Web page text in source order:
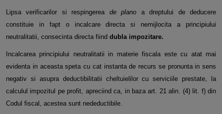
Lipsa verificarilor si respingerea de plano a dreptului de deducere
constituie in fapt o incalcare directa si nemijlocita a principiului
neutralitatii, consecinta directa fiind dubla impozitare.
Incalcarea principiului neutralitatii in materie fiscala este cu atat mai
evidenta in aceasta speta cu cat instanta de recurs se pronunta in sens
negativ si asupra deductibilitatii cheltuielilor cu serviciile prestate, la
calculul impozitul pe profit, apreciind ca, in baza art. 21 alin. (4) lit. f) din
Codul fiscal, acestea sunt nedeductibile.